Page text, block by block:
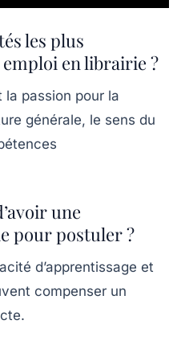
les plus
en librairie ?
passion pour la
générale, le sens du
une
pour postuler ?
d’apprentissage et
compenser un